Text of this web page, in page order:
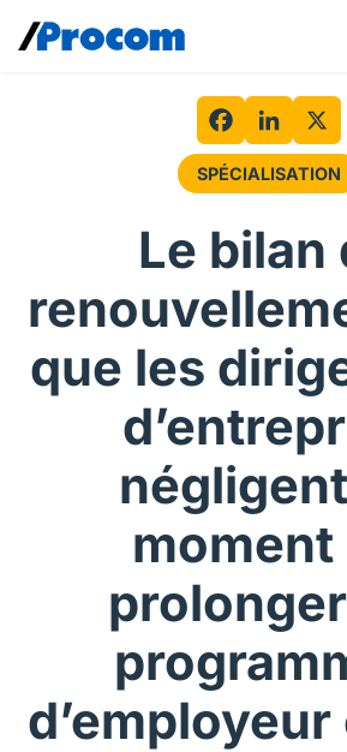
Solutions de main-d’œuvre
Perspectives
À propos
Connexion contractuel
Connexion client
Français (Canada)
Nous joindre
Postes à pourvoir
FacebookLinkedIn X
SPÉCIALISATION
Le bilan
que les
moment